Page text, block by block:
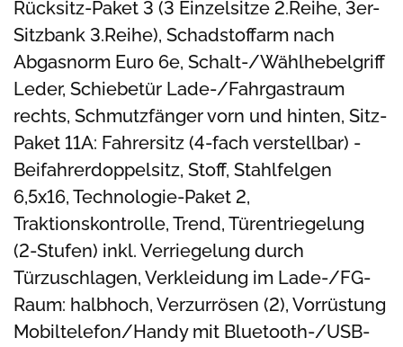
Rücksitz-Paket 3 (3 Einzelsitze 2.Reihe, 3er-
Sitzbank 3.Reihe), Schadstoffarm nach
Abgasnorm Euro 6e, Schalt-/Wählhebelgriff
Leder, Schiebetür Lade-/Fahrgastraum
rechts, Schmutzfänger vorn und hinten, Sitz-
Paket 11A: Fahrersitz (4-fach verstellbar) -
Beifahrerdoppelsitz, Stoff, Stahlfelgen
6,5x16, Technologie-Paket 2,
Traktionskontrolle, Trend, Türentriegelung
(2-Stufen) inkl. Verriegelung durch
Türzuschlagen, Verkleidung im Lade-/FG-
Raum: halbhoch, Verzurrösen (2), Vorrüstung
Mobiltelefon/Handy mit Bluetooth-/USB-